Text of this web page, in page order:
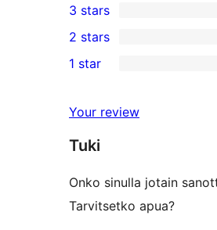
star
review
4-
star
reviews
0
3-
star
3 stars
2-
review
2 stars
star
reviews
1 star
Your review
Tuki
Onko sinulla jotain
Tarvitsetko apua?